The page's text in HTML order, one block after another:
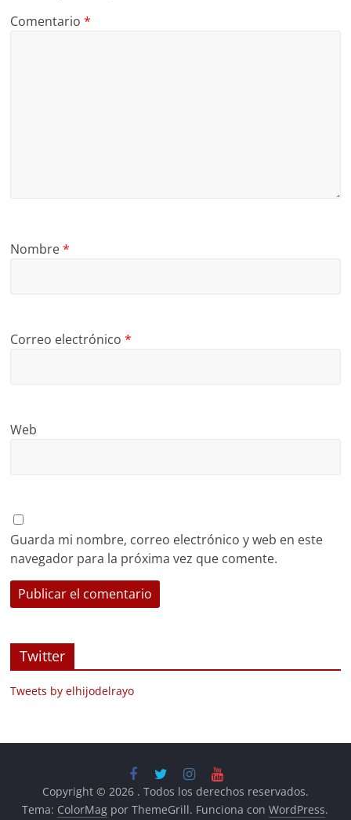
Comentario*
Nombre*
Correo electrónico*
Web
Guarda mi nombre, correo electrónico y web en este
navegador para la próxima vez que comente.
Twitter
Tweets by elhijodelrayo
Copyright © 2026 . Todos los derechos reservados.
Tema: ColorMag por ThemeGrill. Funciona conWordPress.